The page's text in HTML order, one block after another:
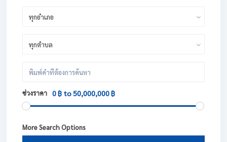
ทุกอำเภอ
ทุกตำบล
ช่วงราคา 0 ฿ to 50,000,000 ฿
More Search Options